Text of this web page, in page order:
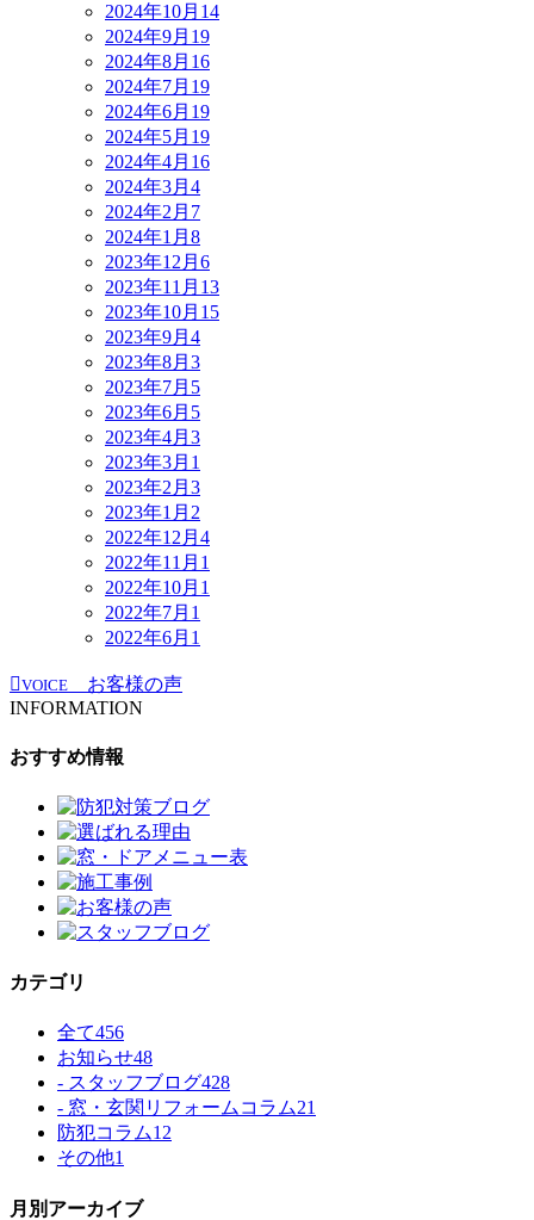
2024年10月 14
2024年9月 19
2024年8月 16
2024年7月 19
2024年6月 19
2024年5月 19
2024年4月 16
2024年3月 4
2024年2月 7
2024年1月 8
2023年12月 6
2023年11月 13
2023年10月 15
2023年9月 4
2023年8月 3
2023年7月 5
2023年6月 5
2023年4月 3
2023年3月 1
2023年2月 3
2023年1月 2
2022年12月 4
2022年11月 1
2022年10月 1
2022年7月 1
2022年6月 1
VOICE
お客様の声
INFORMATION
おすすめ情報
カテゴリ
全て456
お知らせ48
- スタッフブログ428
- 窓・玄関リフォームコラム21
防犯コラム12
その他1
月別アーカイブ